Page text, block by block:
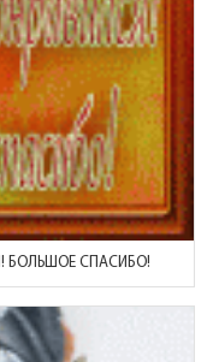
БОЛЬШОЕ СПАСИБО!